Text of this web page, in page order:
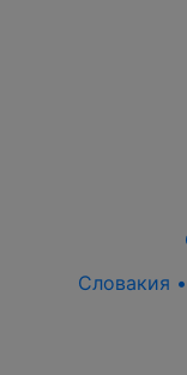
Словакия